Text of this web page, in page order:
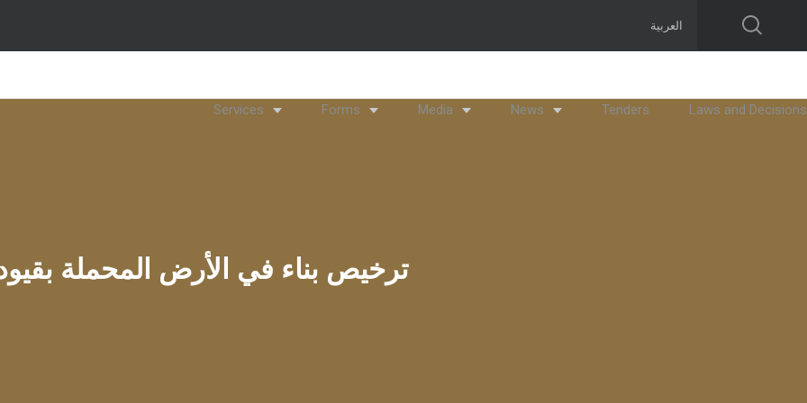
العربية
Services Forms Media News Tenders Laws and Decisions
ترخيص بناء في الأرض المحملة